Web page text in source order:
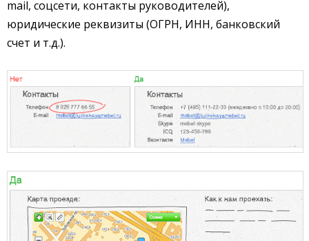
mail, соцсети, контакты руководителей),
юридические реквизиты (ОГРН, ИНН, банковский
счет и т.д.).